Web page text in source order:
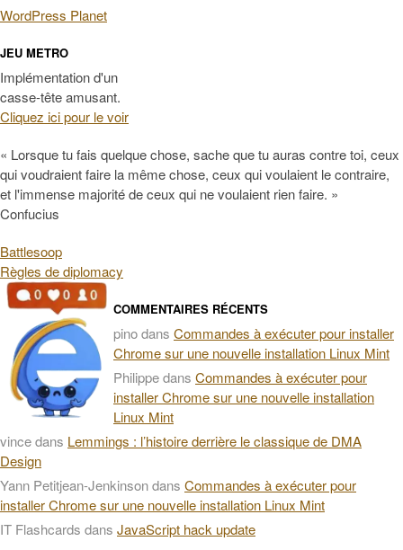
WordPress Planet
JEU METRO
Implémentation d'un
casse-tête amusant.
Cliquez ici pour le voir
« Lorsque tu fais quelque chose, sache que tu auras contre toi, ceux
qui voudraient faire la même chose, ceux qui voulaient le contraire,
et l'immense majorité de ceux qui ne voulaient rien faire. »
Confucius
Battlesoop
Règles de diplomacy
COMMENTAIRES RÉCENTS
pinodans Commandes à exécuter pour installer
Chrome sur une nouvelle installation Linux Mint
Philippedans Commandes à exécuter pour
installer Chrome sur une nouvelle installation
Linux Mint
vincedans Lemmings : l’histoire derrière le classique de DMA
Design
Yann Petitjean-Jenkinsondans Commandes à exécuter pour
installer Chrome sur une nouvelle installation Linux Mint
IT Flashcards dans JavaScript hack update